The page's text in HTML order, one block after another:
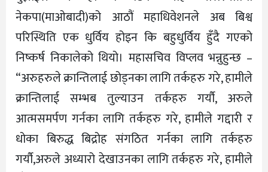
नेकपा(माओबादी)को आठौं महाधिवेशनले अब बिश्व
परिस्थिति एक धुर्विय होइन कि बहुधुर्विय हुँदै गएको
निष्कर्ष निकालेको थियो। महासचिव विप्लव भन्नुहुन्छ –
“अरुहरुले क्रान्तिलाई छोड्नका लागि तर्कहरु गरे, हामीले
क्रान्तिलाई सम्भब तुल्याउन तर्कहरु गर्यौ, अरुले
आत्मसमर्पण गर्नका लागि तर्कहरु गरे, हामीले गद्दारी र
धोका बिरुद्ध बिद्रोह संगठित गर्नका लागि तर्कहरु
गर्यौ,अरुले अध्यारो देखाउनका लागि तर्कहरु गरे, हामीले